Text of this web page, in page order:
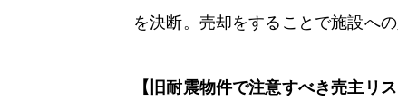
を決断。売却をすることで施設への
【旧耐震物件で注意すべき売主リ